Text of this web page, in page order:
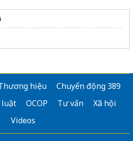
hiệu
Chuyển động 389
luật
OCOP Tư vấn
Xã hội
Videos